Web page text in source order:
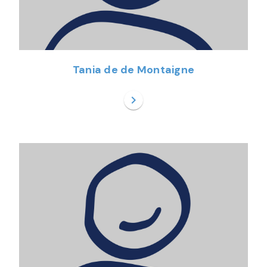
Tania de de Montaigne
chevron_right